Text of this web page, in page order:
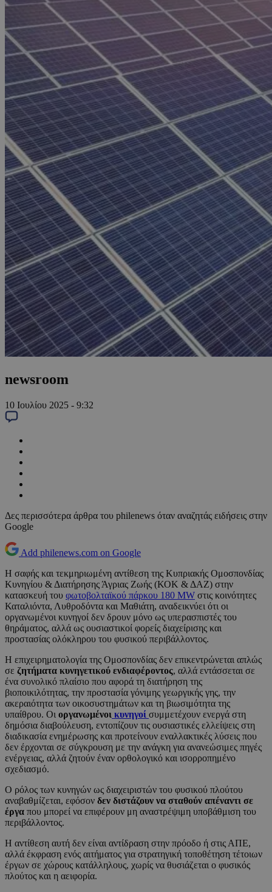
newsroom
10 Ιουλίου 2025 - 9:32
Δες περισσότερα άρθρα του philenews όταν αναζητάς ειδήσεις στην
Google
Add philenews.com on Google
Η σαφής και τεκμηριωμένη αντίθεση της Κυπριακής Ομοσπονδίας
Κυνηγίου & Διατήρησης Άγριας Ζωής (ΚΟΚ & ΔΑΖ) στην
κατασκευή του φωτοβολταϊκού πάρκου 180 MW στις κοινότητες
Καταλιόντα, Λυθροδόντα και Μαθιάτη, αναδεικνύει ότι οι
οργανωμένοι κυνηγοί δεν δρουν μόνο ως υπερασπιστές του
θηράματος, αλλά ως ουσιαστικοί φορείς διαχείρισης και
προστασίας ολόκληρου του φυσικού περιβάλλοντος.
Η επιχειρηματολογία της Ομοσπονδίας δεν επικεντρώνεται απλώς
σε ζητήματα κυνηγετικού ενδιαφέροντος, αλλά εντάσσεται σε
ένα συνολικό πλαίσιο που αφορά τη διατήρηση της
βιοποικιλότητας, την προστασία γόνιμης γεωργικής γης, την
ακεραιότητα των οικοσυστημάτων και τη βιωσιμότητα της
υπαίθρου. Οι οργανωμένοι κυνηγοί συμμετέχουν ενεργά στη
δημόσια διαβούλευση, εντοπίζουν τις ουσιαστικές ελλείψεις στη
διαδικασία ενημέρωσης και προτείνουν εναλλακτικές λύσεις που
δεν έρχονται σε σύγκρουση με την ανάγκη για ανανεώσιμες πηγές
ενέργειας, αλλά ζητούν έναν ορθολογικό και ισορροπημένο
σχεδιασμό.
Ο ρόλος των κυνηγών ως διαχειριστών του φυσικού πλούτου
αναβαθμίζεται, εφόσον δεν διστάζουν να σταθούν απέναντι σε
έργα που μπορεί να επιφέρουν μη αναστρέψιμη υποβάθμιση του
περιβάλλοντος.
Η αντίθεση αυτή δεν είναι αντίδραση στην πρόοδο ή στις ΑΠΕ,
αλλά έκφραση ενός αιτήματος για στρατηγική τοποθέτηση τέτοιων
έργων σε χώρους κατάλληλους, χωρίς να θυσιάζεται ο φυσικός
πλούτος και η αειφορία.